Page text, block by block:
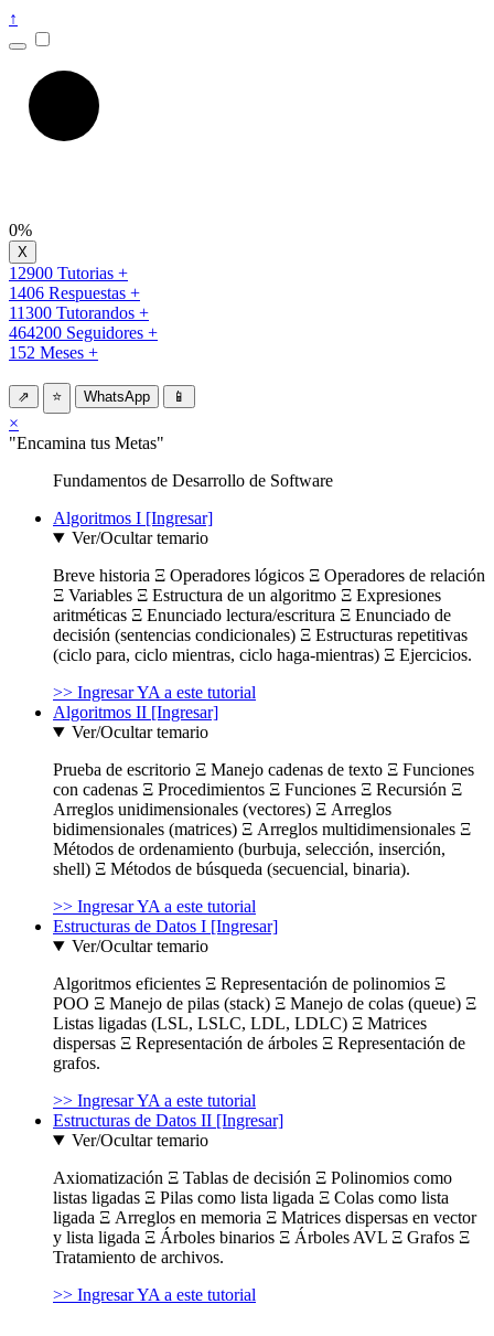
↑
0%
12900 Tutorias +
1406 Respuestas +
11300 Tutorandos +
464200 Seguidores +
152 Meses +
⇗ ⭐ WhatsApp 📱
×
"Encamina tus Metas"
Fundamentos de Desarrollo de Software
Algoritmos I [Ingresar]
Ver/Ocultar temario
Breve historia Ξ Operadores lógicos Ξ Operadores de relación
Ξ Variables Ξ Estructura de un algoritmo Ξ Expresiones
aritméticas Ξ Enunciado lectura/escritura Ξ Enunciado de
decisión (sentencias condicionales) Ξ Estructuras repetitivas
(ciclo para, ciclo mientras, ciclo haga-mientras) Ξ Ejercicios.
>> Ingresar YA a este tutorial
Algoritmos II [Ingresar]
Ver/Ocultar temario
Prueba de escritorio Ξ Manejo cadenas de texto Ξ Funciones
con cadenas Ξ Procedimientos Ξ Funciones Ξ Recursión Ξ
Arreglos unidimensionales (vectores) Ξ Arreglos
bidimensionales (matrices) Ξ Arreglos multidimensionales Ξ
Métodos de ordenamiento (burbuja, selección, inserción,
shell) Ξ Métodos de búsqueda (secuencial, binaria).
>> Ingresar YA a este tutorial
Estructuras de Datos I [Ingresar]
Ver/Ocultar temario
Algoritmos eficientes Ξ Representación de polinomios Ξ
POO Ξ Manejo de pilas (stack) Ξ Manejo de colas (queue) Ξ
Listas ligadas (LSL, LSLC, LDL, LDLC) Ξ Matrices
dispersas Ξ Representación de árboles Ξ Representación de
grafos.
>> Ingresar YA a este tutorial
Estructuras de Datos II [Ingresar]
Ver/Ocultar temario
Axiomatización Ξ Tablas de decisión Ξ Polinomios como
listas ligadas Ξ Pilas como lista ligada Ξ Colas como lista
ligada Ξ Arreglos en memoria Ξ Matrices dispersas en vector
y lista ligada Ξ Árboles binarios Ξ Árboles AVL Ξ Grafos Ξ
Tratamiento de archivos.
>> Ingresar YA a este tutorial